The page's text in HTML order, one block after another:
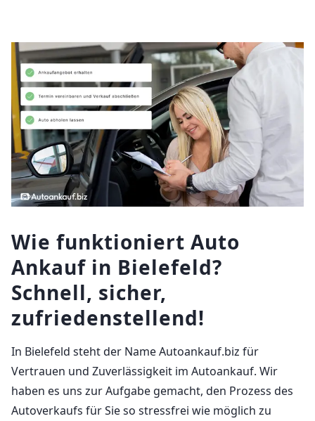
Wie funktioniert Auto
Ankauf in Bielefeld?
Schnell, sicher,
zufriedenstellend!
In Bielefeld steht der Name Autoankauf.biz für
Vertrauen und Zuverlässigkeit im Autoankauf. Wir
haben es uns zur Aufgabe gemacht, den Prozess des
Autoverkaufs für Sie so stressfrei wie möglich zu